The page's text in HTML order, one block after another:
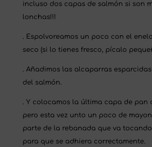
incluso dos capas de salmón si son
lonchas!!!
. Espolvoreamos un poco con el
seco (si lo tienes fresco, pícalo
. Añadimos las alcaparras
del salmón.
. Y colocamos la última capa de pan
pero esta vez unto un poco de
parte de la rebanada que va
para que se adhiera correctamente.